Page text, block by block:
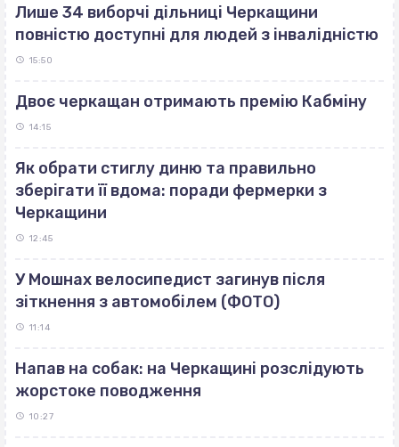
Лише 34 виборчі дільниці Черкащини
повністю доступні для людей з інвалідністю
15:50
Двоє черкащан отримають премію Кабміну
14:15
Як обрати стиглу диню та правильно
зберігати її вдома: поради фермерки з
Черкащини
12:45
У Мошнах велосипедист загинув після
зіткнення з автомобілем (ФОТО)
11:14
Напав на собак: на Черкащині розслідують
жорстоке поводження
10:27